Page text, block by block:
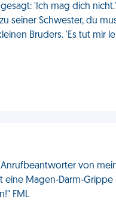
'Ich mag dich
seiner Schwester, du
Bruders. 'Es tut mir
von
eine Magen-Darm-
FML